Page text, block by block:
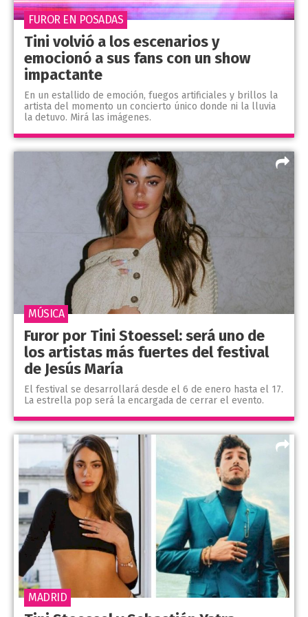
Tini volvió a los escenarios y
emocionó a sus fans con un show
impactante
En un estallido de emoción, fuegos artificiales y brillos la
artista del momento un concierto único donde ni la lluvia
la detuvo. Mirá las imágenes.
FUROR EN POSADAS
Furor por Tini Stoessel: será uno de
los artistas más fuertes del festival
de Jesús María
El festival se desarrollará desde el 6 de enero hasta el 17.
La estrella pop será la encargada de cerrar el evento.
MÚSICA
MADRID